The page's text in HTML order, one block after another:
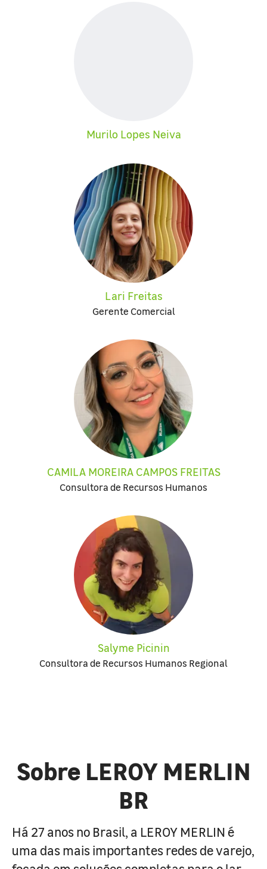
Murilo Lopes Neiva
Lari Freitas
Gerente Comercial
CAMILA MOREIRA CAMPOS FREITAS
Consultora de Recursos Humanos
Salyme Picinin
Consultora de Recursos Humanos Regional
Sobre LEROY MERLIN
BR
Há 27 anos no Brasil, a LEROY MERLIN é
uma das mais importantes redes de varejo,